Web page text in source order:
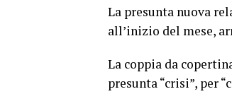
La presunta nuova
all’inizio del mese,
La coppia da
presunta “crisi”, per